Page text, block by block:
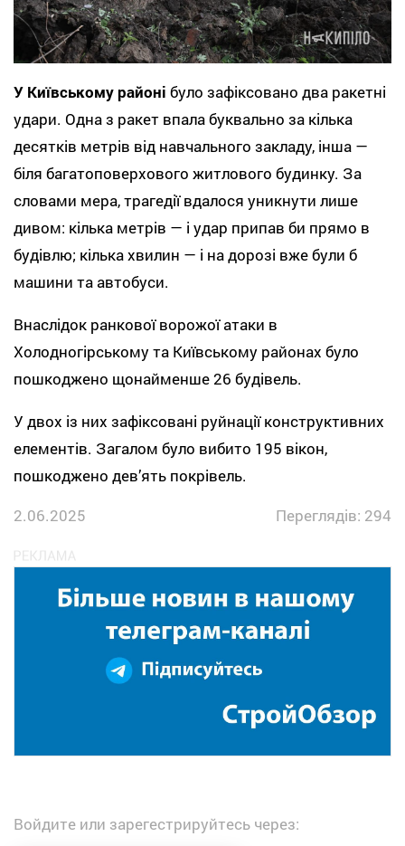
У Київському районі було зафіксовано два ракетні
удари. Одна з ракет впала буквально за кілька
десятків метрів від навчального закладу, інша —
біля багатоповерхового житлового будинку. За
словами мера, трагедії вдалося уникнути лише
дивом: кілька метрів — і удар припав би прямо в
будівлю; кілька хвилин — і на дорозі вже були б
машини та автобуси.
Внаслідок ранкової ворожої атаки в
Холодногірському та Київському районах було
пошкоджено щонайменше 26 будівель.
У двох із них зафіксовані руйнації конструктивних
елементів. Загалом було вибито 195 вікон,
пошкоджено дев’ять покрівель.
2.06.2025
Переглядів: 294
Войдите или зарегестрируйтесь через: